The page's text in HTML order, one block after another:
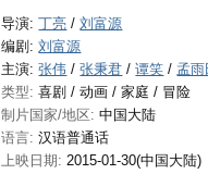
导演:丁亮 /刘富源
编剧:刘富源
主演:张伟 /张秉君 /谭笑 / 孟雨
类型: 喜剧 /动画 /家庭 / 冒险
制片国家/地区: 中国大陆
语言: 汉语普通话
上映日期: 2015-01-30(中国大陆)